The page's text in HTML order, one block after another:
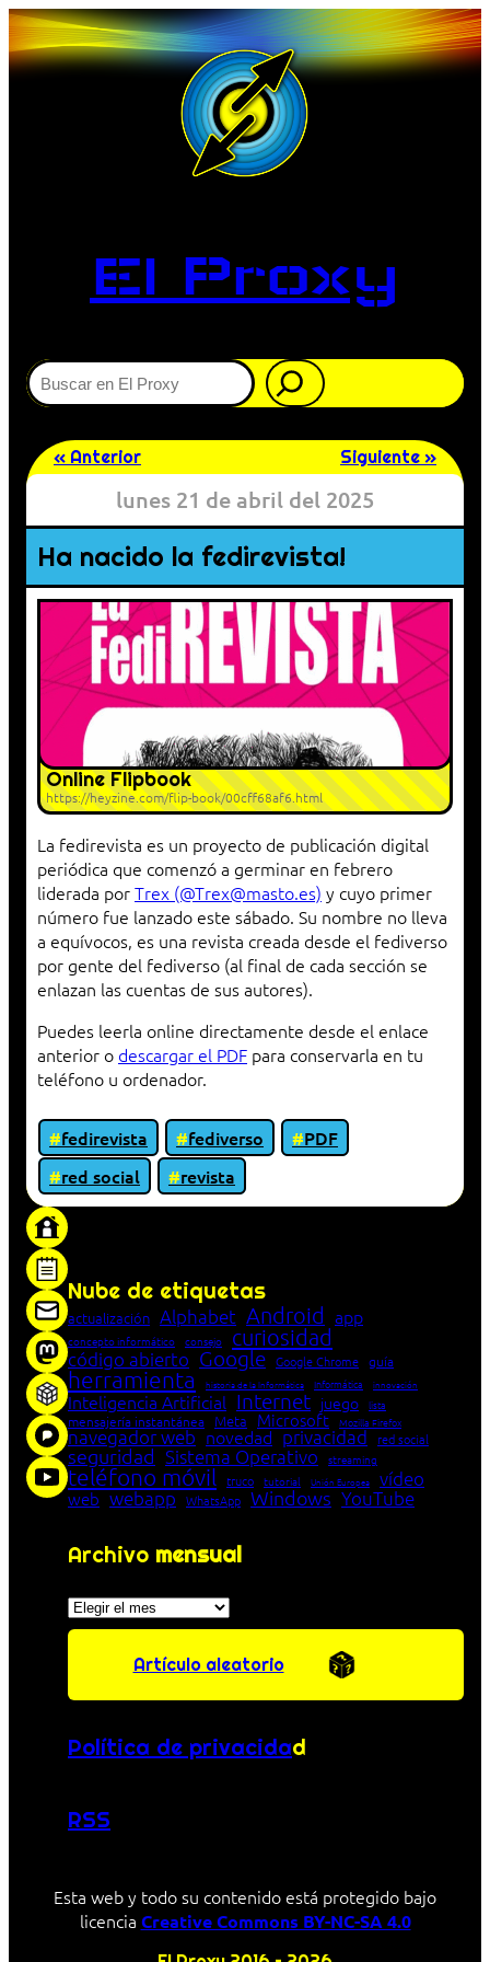
El Proxy
Buscar
« Anterior Siguiente »
lunes 21 de abril del 2025
Ha nacido la fedirevista!
Online Flipbook
https://heyzine.com/flip-book/00cff68af6.html
La fedirevista es un proyecto de publicación digital
periódica que comenzó a germinar en febrero
liderada porTrex (@Trex@masto.es) y cuyo primer
número fue lanzado este sábado. Su nombre no lleva
a equívocos, es una revista creada desde el fediverso
por gente del fediverso (al final de cada sección se
enlazan las cuentas de sus autores).
Puedes leerla online directamente desde el enlace
anterior o descargar el PDF para conservarla en tu
teléfono u ordenador.
fedirevista fediverso
PDF
red social
revista
Nube de etiquetas
actualización Alphabet Android app
concepto informático consejo curiosidad
código abierto Google Google Chrome guía
herramienta historia de la Informática Informática innovación
Inteligencia Artificial Internet juego lista
mensajería instantánea Meta Microsoft Mozilla Firefox
navegador web novedad privacidad red social
seguridad Sistema Operativo streaming
teléfono móvil truco tutorial Unión Europea vídeo
web webapp WhatsApp Windows YouTube
Archivo mensual
Archivos
Artículo aleatorio
Política de privacidad
RSS
Esta web y todo su contenido está protegido bajo
licencia Creative Commons BY-NC-SA 4.0